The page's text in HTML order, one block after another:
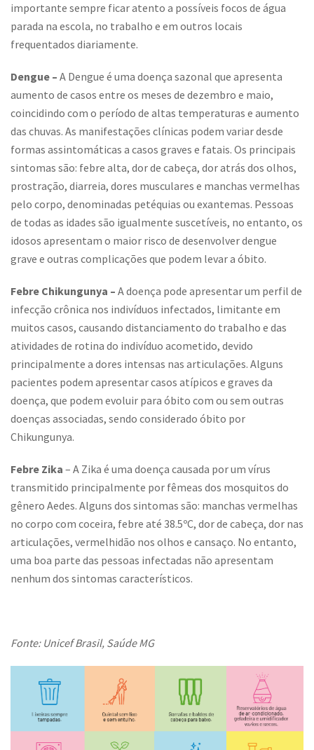
importante sempre ficar atento a possíveis focos de água
parada na escola, no trabalho e em outros locais
frequentados diariamente.
Dengue – A Dengue é uma doença sazonal que apresenta
aumento de casos entre os meses de dezembro e maio,
coincidindo com o período de altas temperaturas e aumento
das chuvas. As manifestações clínicas podem variar desde
formas assintomáticas a casos graves e fatais. Os principais
sintomas são: febre alta, dor de cabeça, dor atrás dos olhos,
prostração, diarreia, dores musculares e manchas vermelhas
pelo corpo, denominadas petéquias ou exantemas. Pessoas
de todas as idades são igualmente suscetíveis, no entanto, os
idosos apresentam o maior risco de desenvolver dengue
grave e outras complicações que podem levar a óbito.
Febre Chikungunya – A doença pode apresentar um perfil de
infecção crônica nos indivíduos infectados, limitante em
muitos casos, causando distanciamento do trabalho e das
atividades de rotina do indivíduo acometido, devido
principalmente a dores intensas nas articulações. Alguns
pacientes podem apresentar casos atípicos e graves da
doença, que podem evoluir para óbito com ou sem outras
doenças associadas, sendo considerado óbito por
Chikungunya.
Febre Zika – A Zika é uma doença causada por um vírus
transmitido principalmente por fêmeas dos mosquitos do
gênero Aedes. Alguns dos sintomas são: manchas vermelhas
no corpo com coceira, febre até 38.5ºC, dor de cabeça, dor nas
articulações, vermelhidão nos olhos e cansaço. No entanto,
uma boa parte das pessoas infectadas não apresentam
nenhum dos sintomas característicos.
Fonte: Unicef Brasil, Saúde MG